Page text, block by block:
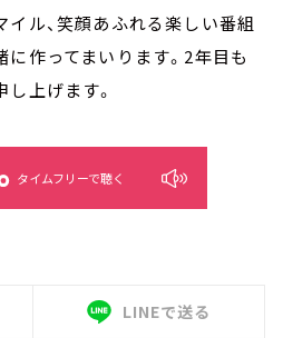
イル、笑顔あふれる楽しい番組
に作ってまいります。2年目も
上げます。
タイムフリーで聴く
LINEで送る